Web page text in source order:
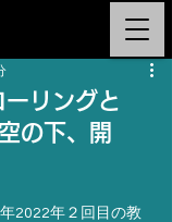
リングと
の下、開
2022年２回目の教